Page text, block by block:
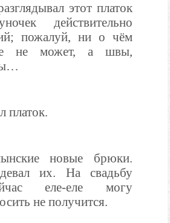
этот платок
действительно
пожалуй, ни о чём
не может, а швы,
платок.
новые брюки.
их. На свадьбу
еле-еле могу
не получится.